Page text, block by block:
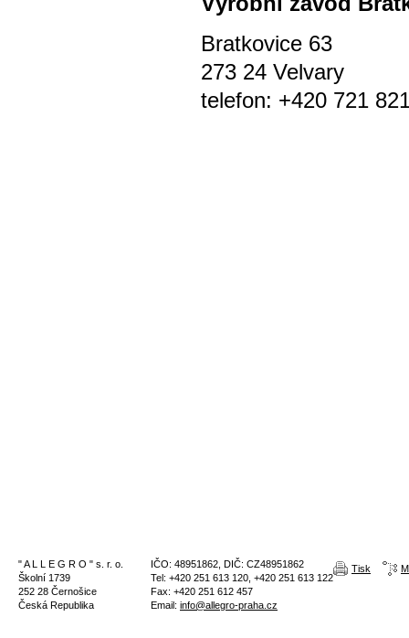
Bratkovice 63
273 24 Velvary
telefon: +420 721
" A L L E G R O " s. r. o.
Školní 1739
252 28 Černošice
Česká Republika
IČO: 48951862, DIČ: CZ48951862
Tel: +420 251 613 120, +420 251 613 122
Fax: +420 251 612 457
Email: info@allegro-praha.cz
Tisk